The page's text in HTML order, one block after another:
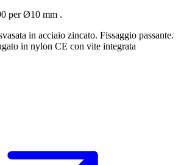
per Ø10 mm .
in acciaio zincato. Fissaggio passante.
in nylon CE con vite integrata